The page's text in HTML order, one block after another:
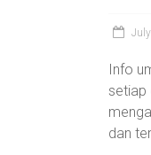
Info
setiap
dan